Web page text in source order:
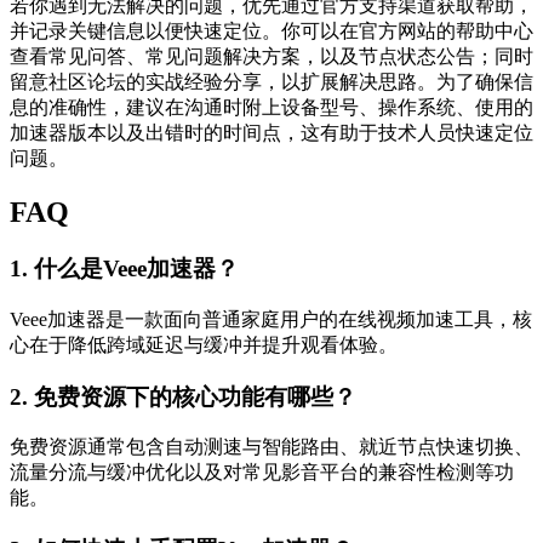
若你遇到无法解决的问题，优先通过官方支持渠道获取帮助，
并记录关键信息以便快速定位。你可以在官方网站的帮助中心
查看常见问答、常见问题解决方案，以及节点状态公告；同时
留意社区论坛的实战经验分享，以扩展解决思路。为了确保信
息的准确性，建议在沟通时附上设备型号、操作系统、使用的
加速器版本以及出错时的时间点，这有助于技术人员快速定位
问题。
FAQ
1. 什么是Veee加速器？
Veee加速器是一款面向普通家庭用户的在线视频加速工具，核
心在于降低跨域延迟与缓冲并提升观看体验。
2. 免费资源下的核心功能有哪些？
免费资源通常包含自动测速与智能路由、就近节点快速切换、
流量分流与缓冲优化以及对常见影音平台的兼容性检测等功
能。